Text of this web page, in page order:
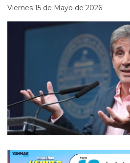
Viernes 15 de Mayo de 2026